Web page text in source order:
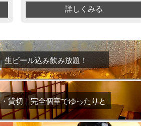
詳しくみる
生ビール込み飲み放題！
貸切｜完全個室でゆったりと